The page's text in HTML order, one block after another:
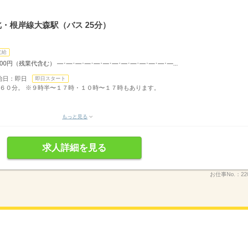
根岸線大森駅（バス 25分）
給
円（残業代含む） ―･―･―･―･―･―･―･―･―･―･―･―･―...
：即日 即日スタート
０分。 ※９時半〜１７時・１０時〜１７時もあります。
もっと見る
求人詳細を見る
お仕事No.：